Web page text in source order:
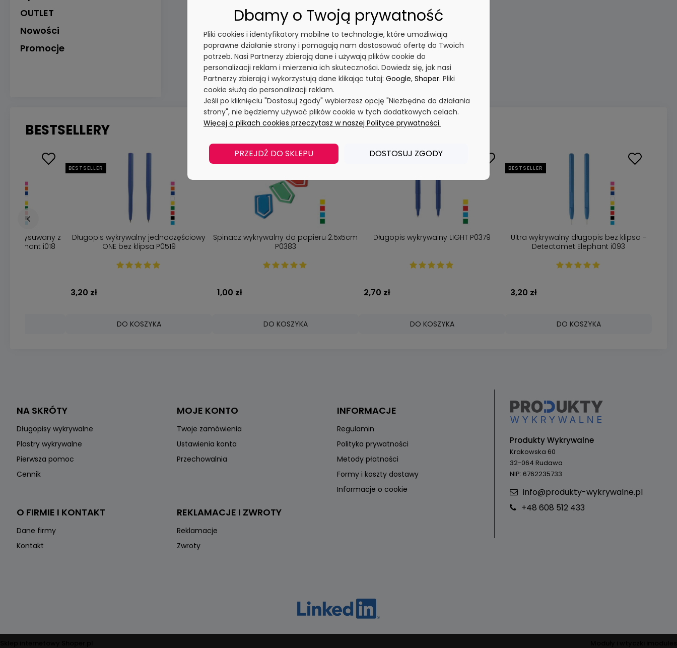
OUTLET
Nowości
Promocje
BESTSELLERY
wysuwany z
Elephant i018
Długopis wykrywalny jednoczęściowy
ONE bez klipsa P0519
3,20 zł
DO KOSZYKA
BESTSELLER
Spinacz wykrywalny do papieru 2.5x5cm
P0383
1,00 zł
DO KOSZYKA
Długopis wykrywalny LIGHT P0379
2,70 zł
DO KOSZYKA
Ultra wykrywalny długopis bez klipsa -
Detectamet Elephant i093
3,20 zł
DO KOSZYKA
BESTSELLER
NA SKRÓTY
Długopisy wykrywalne
Plastry wykrywalne
Pierwsza pomoc
Cennik
MOJE KONTO
Twoje zamówienia
Ustawienia konta
Przechowalnia
INFORMACJE
Regulamin
Polityka prywatności
Metody płatności
Formy i koszty dostawy
Informacje o cookie
O FIRMIE I KONTAKT
Dane firmy
Kontakt
REKLAMACJE I ZWROTY
Reklamacje
Zwroty
Produkty Wykrywalne
Krakowska 60
32-064 Rudawa
NIP: 6762235733
info@produkty-wykrywalne.pl
+48 608 512 433
Dbamy o Twoją prywatność
Pliki cookies i identyfikatory mobilne to technologie, które umożliwiają
poprawne działanie strony i pomagają nam dostosować ofertę do Twoich
potrzeb. Nasi Partnerzy zbierają dane i używają plików cookie do
personalizacji reklam i mierzenia ich skuteczności. Dowiedz się, jak nasi
Partnerzy zbierają i wykorzystują dane klikając tutaj: Google, Shoper. Pliki
cookie służą do personalizacji reklam.
Jeśli po kliknięciu "Dostosuj zgody" wybierzesz opcję "Niezbędne do działania
strony", nie będziemy używać plików cookie w tych dodatkowych celach.
Więcej o plikach cookies przeczytasz w naszej Polityce prywatności.
PRZEJDŹ DO SKLEPU DOSTOSUJ ZGODY